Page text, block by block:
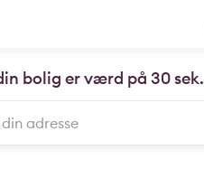
bolig er værd på 30 sek.